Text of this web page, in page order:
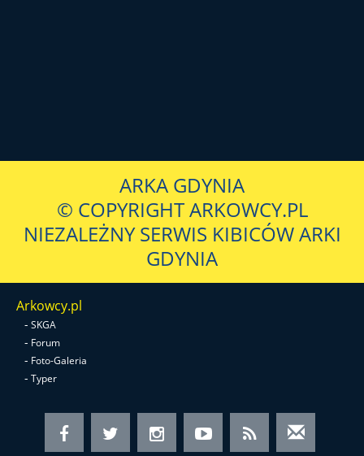
ARKA GDYNIA
© COPYRIGHT ARKOWCY.PL
NIEZALEŻNY SERWIS KIBICÓW ARKI
GDYNIA
Arkowcy.pl
- SKGA
- Forum
- Foto-Galeria
- Typer